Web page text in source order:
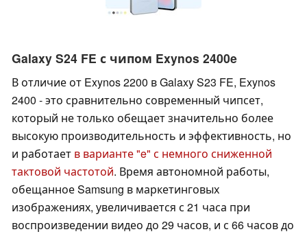
Galaxy S24 FE с чипом Exynos 2400e
В отличие от Exynos 2200 в Galaxy S23 FE, Exynos
2400 - это сравнительно современный чипсет,
который не только обещает значительно более
высокую производительность и эффективность, но
и работает в варианте "e" с немного сниженной
тактовой частотой. Время автономной работы,
обещанное Samsung в маркетинговых
изображениях, увеличивается с 21 часа при
воспроизведении видео до 29 часов, и с 66 часов до